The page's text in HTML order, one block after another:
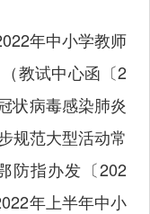
年中小学教师
教试中心函〔2
状病毒感染肺炎
规范大型活动常
防指办发〔202
年上半年中小